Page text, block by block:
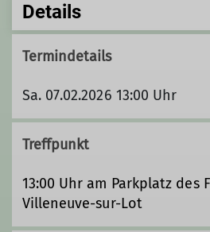
Details
Termindetails
Sa. 07.02.2026 13:00 Uhr
Treffpunkt
13:00 Uhr am Parkplatz des
Villeneuve-sur-Lot